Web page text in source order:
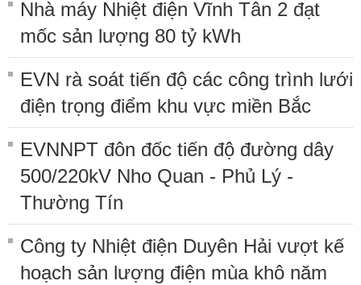
Nhà máy Nhiệt điện Vĩnh Tân 2 đạt
mốc sản lượng 80 tỷ kWh
EVN rà soát tiến độ các công trình lưới
điện trọng điểm khu vực miền Bắc
EVNNPT đôn đốc tiến độ đường dây
500/220kV Nho Quan - Phủ Lý -
Thường Tín
Công ty Nhiệt điện Duyên Hải vượt kế
hoạch sản lượng điện mùa khô năm